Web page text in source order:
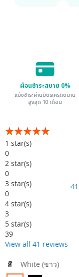
ผ่อนชำระสบาย 0%
แบ่งชำระผ่านบัตรเครดิตนาน
สูงสุด 10 เดือน
อันดับ:
99% of100
1 star(s)
0
2 star(s)
0
3 star(s)
0
4 star(s)
3
5 star(s)
39
View all 41 reviews
41
สี White (ขาว)